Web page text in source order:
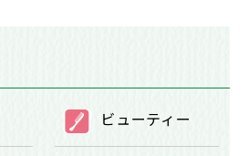
② ビューティー